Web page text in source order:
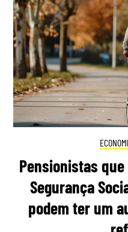
Pensionistas
Segurança
podem ter um